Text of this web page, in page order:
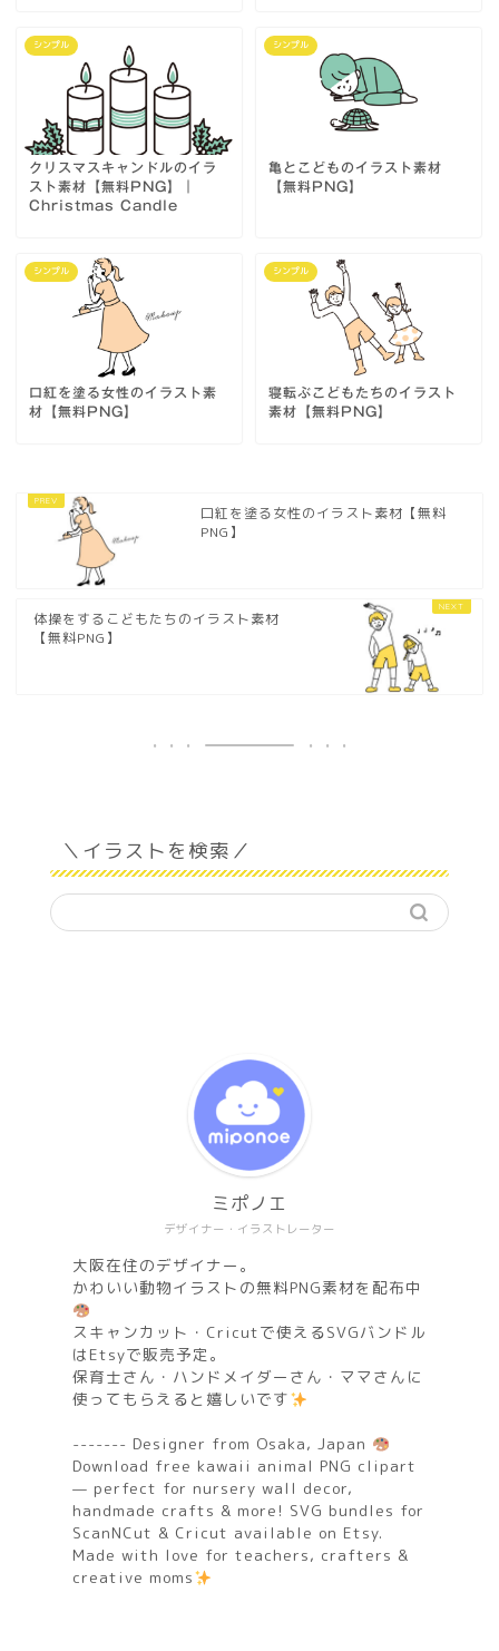
シンプル
クリスマスキャンドルのイラ
スト素材【無料PNG】｜
Christmas Candle
シンプル
亀とこどものイラスト素材
【無料PNG】
シンプル
口紅を塗る女性のイラスト素
材【無料PNG】
シンプル
寝転ぶこどもたちのイラスト
素材【無料PNG】
口紅を塗る女性のイラスト素材【無料
PNG】
体操をするこどもたちのイラスト素材
【無料PNG】
＼イラストを検索／
デザイナー・イラストレーター
ミポノエ
大阪在住のデザイナー。
かわいい動物イラストの無料PNG素材を配布中
スキャンカット・Cricutで使えるSVGバンドル
はEtsyで販売予定。
保育士さん・ハンドメイダーさん・ママさんに
使ってもらえると嬉しいです
------- Designer from Osaka, Japan
Download free kawaii animal PNG clipart
— perfect for nursery wall decor,
handmade crafts & more! SVG bundles for
ScanNCut & Cricut available on Etsy.
Made with love for teachers, crafters &
creative moms